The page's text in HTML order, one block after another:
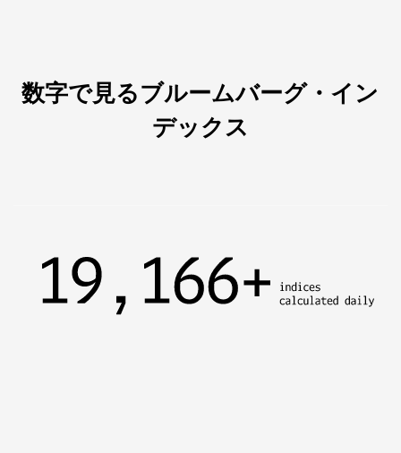
数字で見るブルームバーグ・イン
デックス